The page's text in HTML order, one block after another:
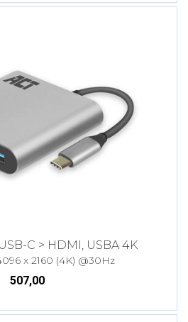
C > HDMI, USBA 4K
x 2160 (4K) @30Hz
507,00